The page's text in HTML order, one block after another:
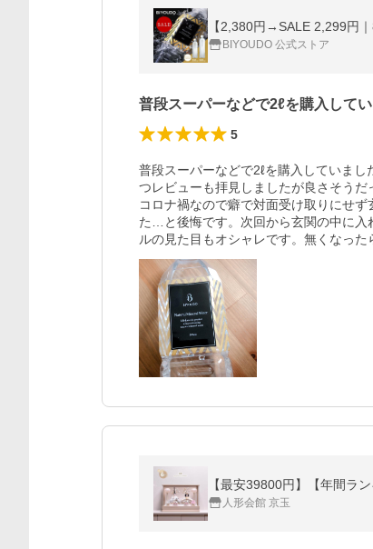
BIYOUDO 公式ストア
普段スーパーなどで2ℓを購入して
5
普段スーパーなどで2ℓを購入していま
つレビューも拝見しましたが良さそうだ
コロナ禍なので癖で対面受け取りにせ
た…と後悔です。次回から玄関の中に入
ルの見た目もオシャレです。無くなった
【最安39800円】【年間ラ
人形会館 京玉